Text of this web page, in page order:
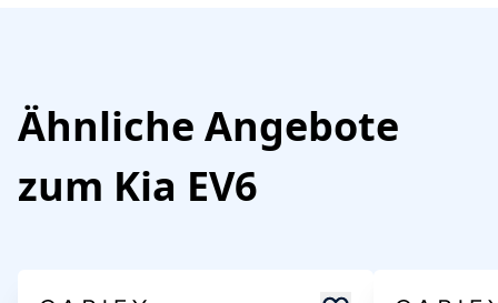
Ähnliche Angebote
zum Kia EV6